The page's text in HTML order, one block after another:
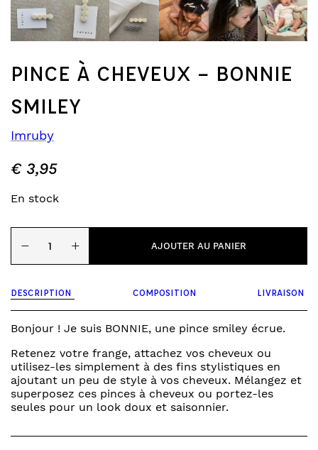
PINCE À CHEVEUX – BONNIE
SMILEY
Imruby
€3,95
En stock
quantité
de
cheveux
-
Bonnie
smiley
− + AJOUTER AU PANIER
DESCRIPTION COMPOSITION LIVRAISON
Bonjour ! Je suis BONNIE, une pince smiley écrue.
Retenez votre frange, attachez vos cheveux ou
utilisez-les simplement à des fins stylistiques en
ajoutant un peu de style à vos cheveux. Mélangez et
superposez ces pinces à cheveux ou portez-les
seules pour un look doux et saisonnier.